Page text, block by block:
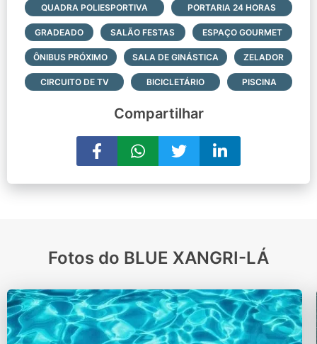
QUADRA POLIESPORTIVA PORTARIA 24 HORAS
GRADEADO SALÃO FESTAS ESPAÇO GOURMET
ÔNIBUS PRÓXIMO SALA DE GINÁSTICA ZELADOR
CIRCUITO DE TV BICICLETÁRIO PISCINA
Compartilhar
Fotos do BLUE XANGRI-LÁ